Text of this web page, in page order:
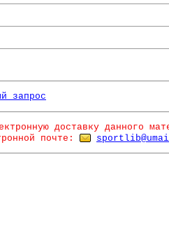
запрос
доставку данного
почте: